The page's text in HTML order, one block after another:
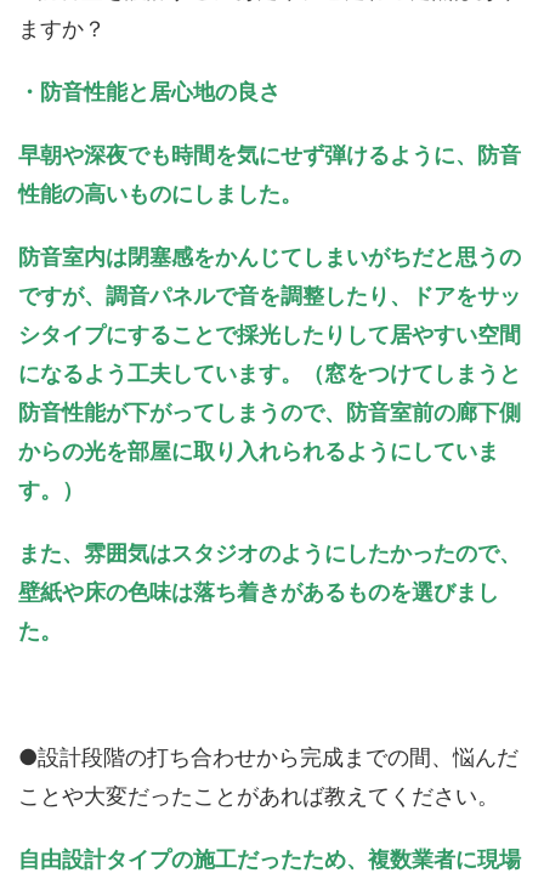
ますか？
・防音性能と居心地の良さ
早朝や深夜でも時間を気にせず弾けるように、防音
性能の高いものにしました。
防音室内は閉塞感をかんじてしまいがちだと思うの
ですが、調音パネルで音を調整したり、ドアをサッ
シタイプにすることで採光したりして居やすい空間
になるよう工夫しています。（窓をつけてしまうと
防音性能が下がってしまうので、防音室前の廊下側
からの光を部屋に取り入れられるようにしていま
す。）
また、雰囲気はスタジオのようにしたかったので、
壁紙や床の色味は落ち着きがあるものを選びまし
た。
●設計段階の打ち合わせから完成までの間、悩んだ
ことや大変だったことがあれば教えてください。
自由設計タイプの施工だったため、複数業者に現場